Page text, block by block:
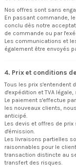
Nos offres sont sans
En passant commande,
conclu dès notre
de commande ou par
Les communications et
également être envoyés
4. Prix et conditions
Tous les prix s'entendent
d'expédition et TVA
Le paiement s'effectue
les nouveaux clients,
anticipé.
Les devis et offres de
d'émission.
Les livraisons partielles
raisonnables pour le
transaction distincte au
transfert des risques.